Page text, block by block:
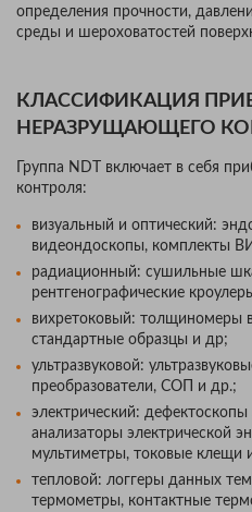
определения прочности,
среды и шероховатостей
КЛАССИФИКАЦИЯ
НЕРАЗРУЩАЮЩЕГО
Группа NDT включает в себя
контроля:
визуальный и оптический:
видеондоскопы, комплекты
радиационный: сушильные
рентгенографические
вихретоковый: толщиномеры
стандартные образцы и др;
ультразвуковой:
преобразователи, СОП и др.;
электрический: дефектоскопы
анализаторы электрической
мультиметры, токовые клещи
тепловой: логгеры данных
термометры, контактные